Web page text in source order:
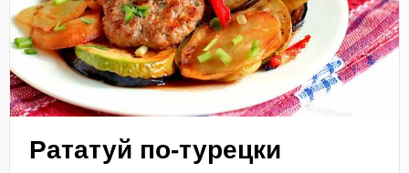
Рататуй по-турецки